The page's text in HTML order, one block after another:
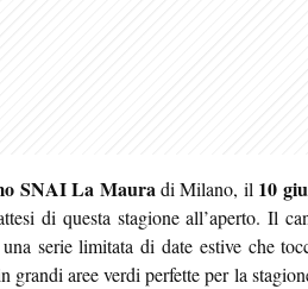
SNAI La Mauradi Milano, il 10
di questa stagione all’aperto. Il
serie limitata di date estive che
grandi aree verdi perfette per la